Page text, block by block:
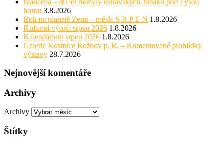
horou 3.8.2026
Rok na planetě Zemi – měsíc S R P E N 1.8.2026
Kulturní výročí srpen 2026 1.8.2026
Kalendárium srpen 2026 1.8.2026
Galerie Kostnice Rožnov p. R. – Komentované prohlídky
výstavy 28.7.2026
Nejnovější komentáře
Archivy
Archivy
Štítky